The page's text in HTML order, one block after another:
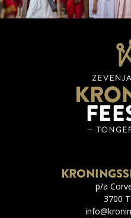
p/a
3700